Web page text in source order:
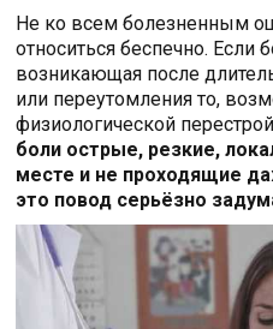
Не ко всем болезненным
относиться беспечно. Если
возникающая после
или переутомления то,
физиологической
боли острые, резкие,
месте и не проходящие
это повод серьёзно